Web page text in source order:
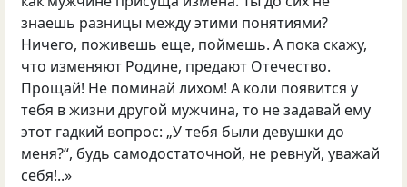
знаешь разницы между этими понятиями?
Ничего, поживешь еще, поймешь. А пока скажу,
что изменяют Родине, предают Отечество.
Прощай! Не поминай лихом! А коли появится у
тебя в жизни другой мужчина, то не задавай ему
этот гадкий вопрос: „У тебя были девушки до
меня?“, будь самодостаточной, не ревнуй, уважай
себя!..»